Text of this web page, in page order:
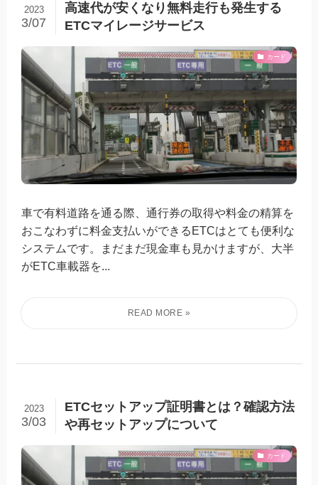
高速代が安くなり無料走行も発生する
ETCマイレージサービス
2023
3/07
カード
車で有料道路を通る際、通行券の取得や料金の精算を
おこなわずに料金支払いができるETCはとても便利な
システムです。まだまだ現金車も見かけますが、大半
がETC車載器を...
ETCセットアップ証明書とは？確認方法
や再セットアップについて
2023
3/03
カード